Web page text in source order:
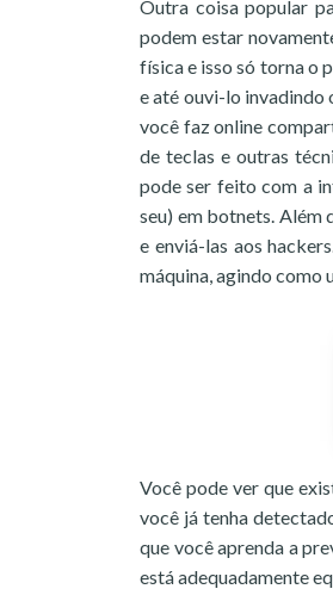
Outra coisa popular
podem estar
física e isso só torna o
e até ouvi-lo invadindo
você faz online
de teclas e outras
pode ser feito com a
seu) em botnets. Além
e enviá-las aos
máquina, agindo como
Você pode ver que
você já tenha
que você aprenda a
está adequadamente